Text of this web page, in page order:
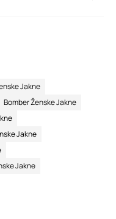
Jakne
Bomber Ženske Jakne
Jakne
Jakne